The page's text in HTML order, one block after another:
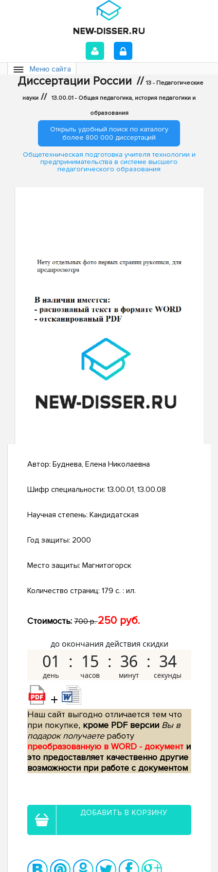
Меню сайта
Диссертации России // 13 - Педагогические
науки // 13.00.01 - Общая педагогика, история педагогики и
образования
Открыть удобный поиск по каталогу
более 800 000 диссертаций
Общетехническая подготовка учителя технологии и
предпринимательства в системе высшего
педагогического образования
Автор: Буднева, Елена Николаевна
Шифр специальности: 13.00.01, 13.00.08
Научная степень: Кандидатская
Год защиты: 2000
Место защиты: Магнитогорск
Количество страниц: 179 с. : ил.
Стоимость: 700 р.250 руб.
до окончания действия скидки
01 15 36 33
+
Наш сайт выгодно отличается тем что
при покупке, кроме PDF версии Вы в
подарок получаетеработу
преобразованную в WORD - документ и
это предоставляет качественно другие
возможности при работе с документом
ДОБАВИТЬ В КОРЗИНУ